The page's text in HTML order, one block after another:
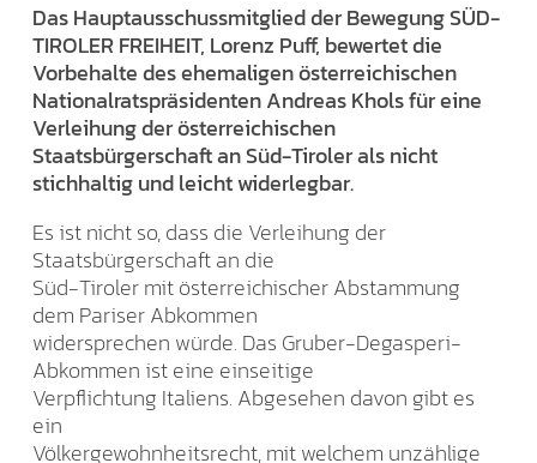
Das Hauptausschussmitglied der Bewegung SÜD-
TIROLER FREIHEIT, Lorenz Puff, bewertet die
Vorbehalte des ehemaligen österreichischen
Nationalratspräsidenten Andreas Khols für eine
Verleihung der österreichischen
Staatsbürgerschaft an Süd-Tiroler als nicht
stichhaltig und leicht widerlegbar.
Es ist nicht so, dass die Verleihung der
Staatsbürgerschaft an die
Süd-Tiroler mit österreichischer Abstammung
dem Pariser Abkommen
widersprechen würde. Das Gruber-Degasperi-
Abkommen ist eine einseitige
Verpflichtung Italiens. Abgesehen davon gibt es
ein
Völkergewohnheitsrecht, mit welchem unzählige